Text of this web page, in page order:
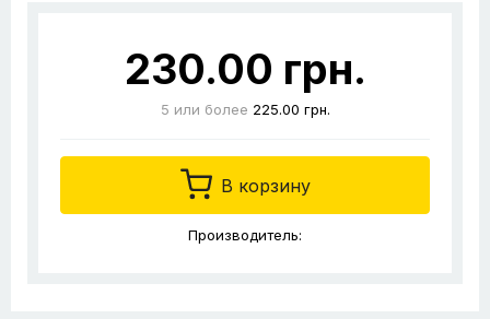
230.00 грн.
5 или более 225.00 грн.
В корзину
Производитель: